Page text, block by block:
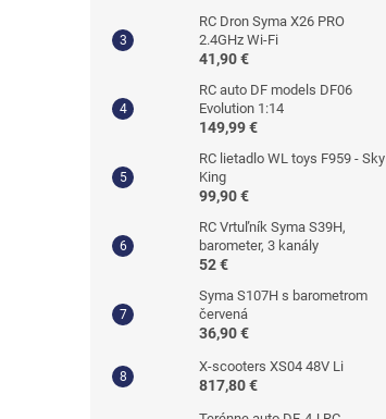
RC Dron Syma X26 PRO
2.4GHz Wi-Fi
41,90 €
RC auto DF models DF06
Evolution 1:14
149,99 €
RC lietadlo WL toys F959 - Sky
King
99,90 €
RC Vrtuľník Syma S39H,
barometer, 3 kanály
52 €
Syma S107H s barometrom
červená
36,90 €
X-scooters XS04 48V Li
817,80 €